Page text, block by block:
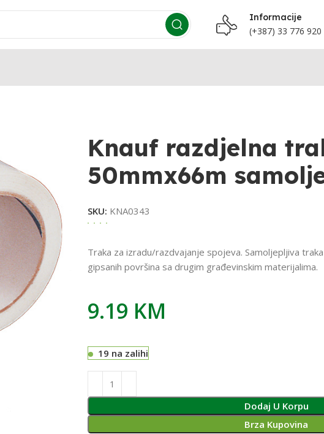
Informacije
(+387) 33 776 920
Knauf razdjelna
50mmx66m
SKU: KNA0343
Traka za izradu/razdvajanje spojeva. Samoljepljiva
gipsanih površina sa drugim građevinskim materijalima.
9.19 KM
19 na zalihi
Dodaj U Korpu
Brza Kupovina